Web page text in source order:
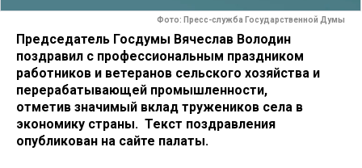
Фото: Пресс-служба Государственной Думы
Председатель Госдумы Вячеслав Володин
поздравил с профессиональным праздником
работников и ветеранов сельского хозяйства и
перерабатывающей промышленности,
отметив значимый вклад тружеников села в
экономику страны. Текст поздравления
опубликован на сайте палаты.